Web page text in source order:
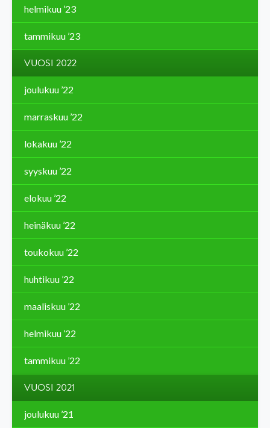
helmikuu ’23
tammikuu ’23
VUOSI 2022
joulukuu ’22
marraskuu ’22
lokakuu ’22
syyskuu ’22
elokuu ’22
heinäkuu ’22
toukokuu ’22
huhtikuu ’22
maaliskuu ’22
helmikuu ’22
tammikuu ’22
VUOSI 2021
joulukuu ’21